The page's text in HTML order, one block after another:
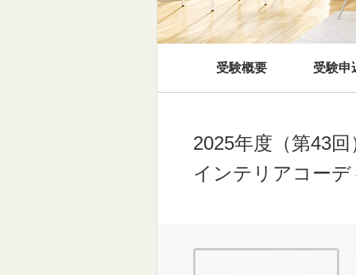
受験概要 受験申
2025年度（第43回
インテリアコー